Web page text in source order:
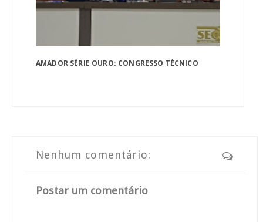
AMADOR SÉRIE OURO: CONGRESSO TÉCNICO
Nenhum comentário:
Postar um comentário